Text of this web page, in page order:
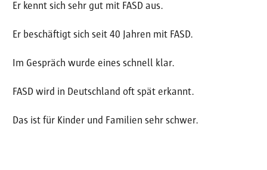
Er kennt sich sehr gut mit FASD aus.
Er beschäftigt sich seit 40 Jahren mit FASD.
Im Gespräch wurde eines schnell klar.
FASD wird in Deutschland oft spät erkannt.
Das ist für Kinder und Familien sehr schwer.